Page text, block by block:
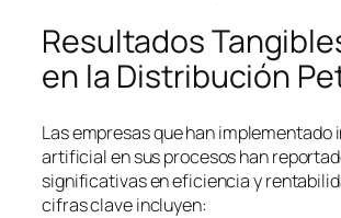
Resultados
en la Distribución
Las empresas que han implementado
artificial en sus procesos han
significativas en eficiencia y
cifras clave incluyen: